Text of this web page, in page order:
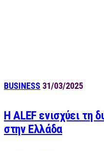
BUSINESS 31/03/2025
Η ALEF ενισχύει τη
στην Ελλάδα